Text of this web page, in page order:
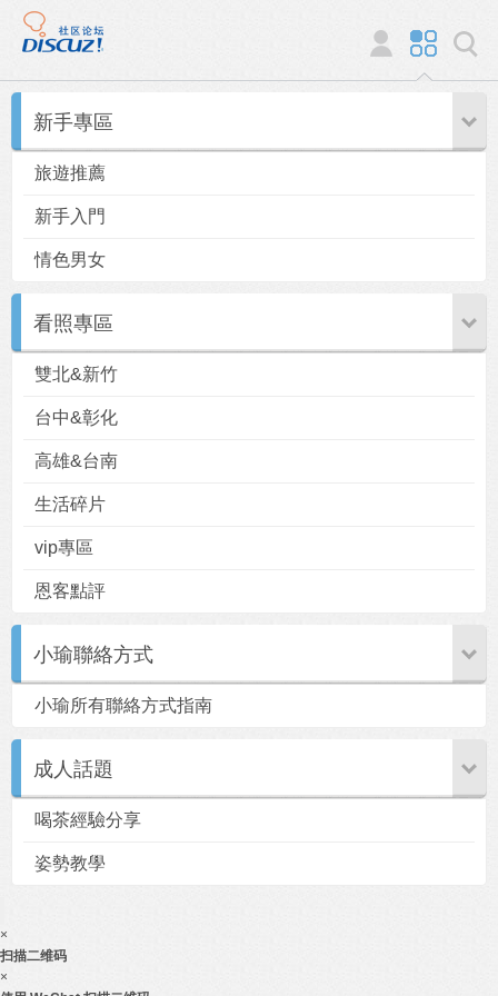
新手專區
旅遊推薦
新手入門
情色男女
看照專區
雙北&新竹
台中&彰化
高雄&台南
生活碎片
vip專區
恩客點評
小瑜聯絡方式
小瑜所有聯絡方式指南
成人話題
喝茶經驗分享
姿勢教學
×
扫描二维码
×